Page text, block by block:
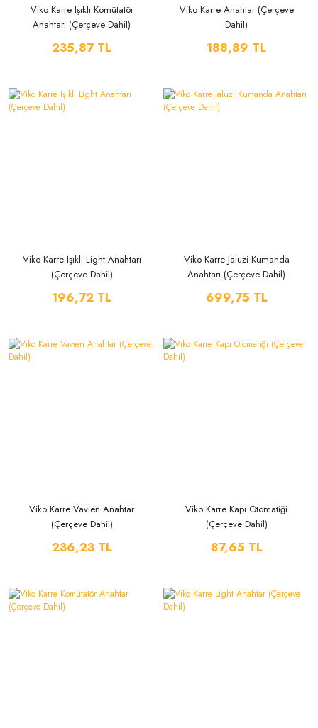
Viko Karre Işıklı Komütatör
Anahtarı (Çerçeve Dahil)
235,87 TL
Viko Karre Anahtar (Çerçeve
Dahil)
188,89 TL
Viko Karre Işıklı Light Anahtarı
(Çerçeve Dahil)
196,72 TL
Viko Karre Jaluzi Kumanda
Anahtarı (Çerçeve Dahil)
699,75 TL
Viko Karre Vavien Anahtar
(Çerçeve Dahil)
236,23 TL
Viko Karre Kapı Otomatiği
(Çerçeve Dahil)
87,65 TL